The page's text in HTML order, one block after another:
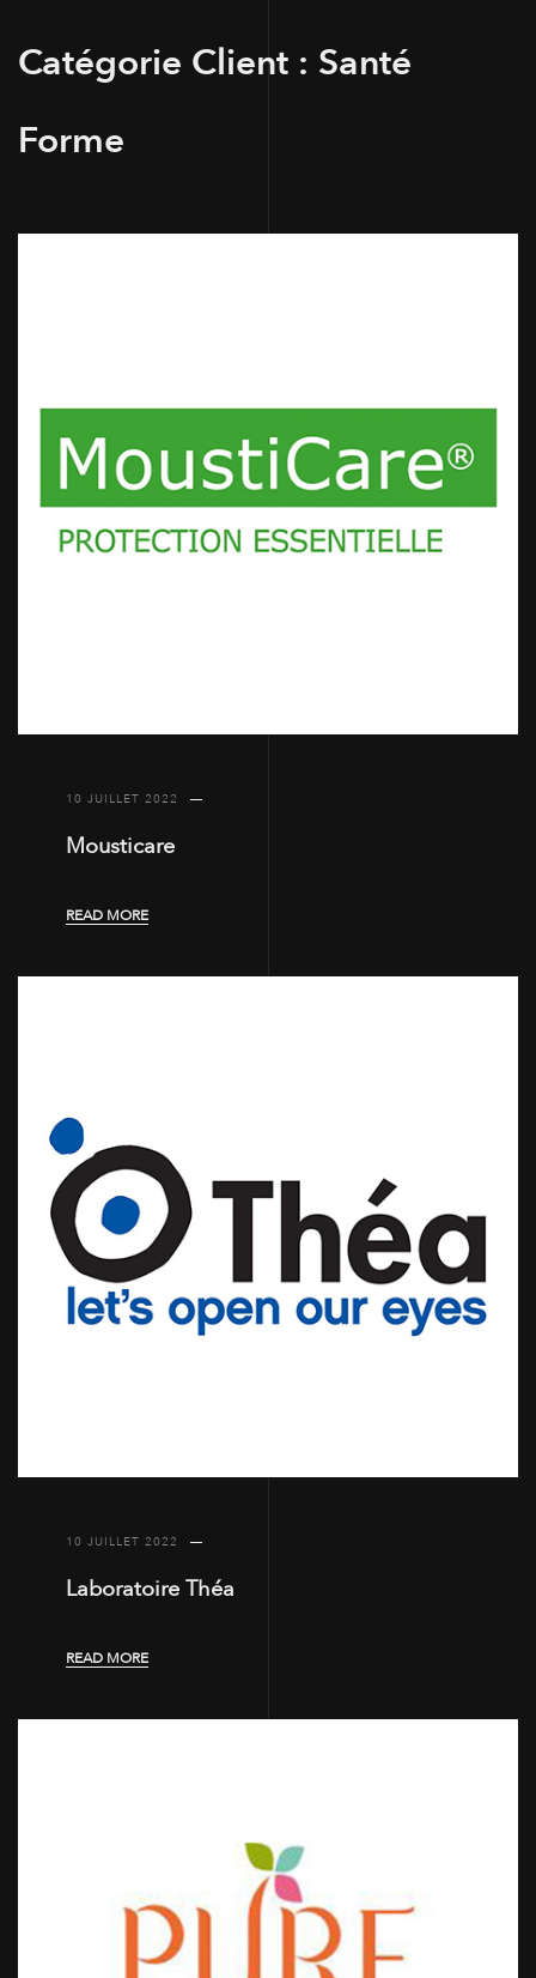
Catégorie Client : Santé
Forme
10 JUILLET 2022
Mousticare
READ MORE
10 JUILLET 2022
Laboratoire Théa
READ MORE